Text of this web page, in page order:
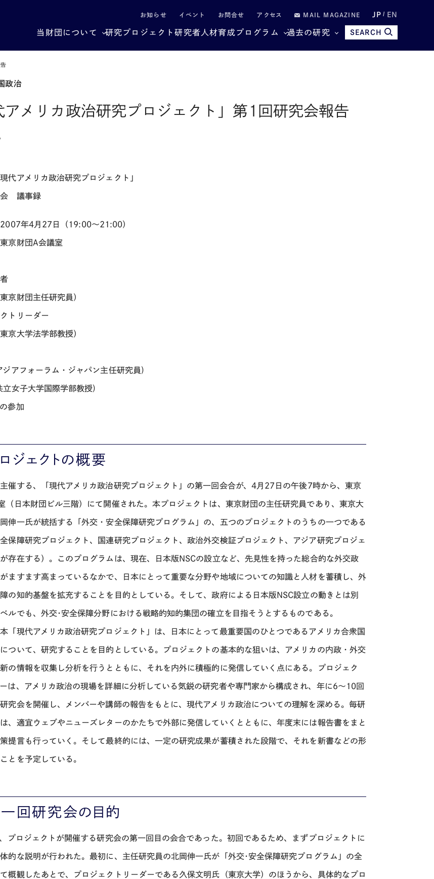
お知らせ イベント お問合せ アクセス MAIL MAGAZINE JP EN
当財団について 研究プロジェクト研究者 人材育成プログラム 過去の研究 SEARCH
政治
アメリカ政治研究プロジェクト」第1回研究会報告
代アメリカ政治研究プロジェクト」
会 議事録
2007年4月27日（19:00～21:00）
京財団A会議室
京財団主任研究員）
トリーダー
京大学法学部教授）
ジアフォーラム・ジャパン主任研究員)
立女子大学国際学部教授)
参加
ジェクトの概要
催する、「現代アメリカ政治研究プロジェクト」の第一回会合が、4月27日の午後7時から、東京
（日本財団ビル三階）にて開催された。本プロジェクトは、東京財団の主任研究員であり、東京大
伸一氏が統括する「外交・安全保障研究プログラム」の、五つのプロジェクトのうちの一つである
全保障研究プロジェクト、国連研究プロジェクト、政治外交検証プロジェクト、アジア研究プロジェ
存在する）。このプログラムは、現在、日本版NSCの設立など、先見性を持った総合的な外交政
ますます高まっているなかで、日本にとって重要な分野や地域についての知識と人材を蓄積し、外
の知的基盤を拡充することを目的としている。そして、政府による日本版NSC設立の動きとは別
ルでも、外交･安全保障分野における戦略的知的集団の確立を目指そうとするものである。
「現代アメリカ政治研究プロジェクト」は、日本にとって最重要国のひとつであるアメリカ合衆国
ついて、研究することを目的としている。プロジェクトの基本的な狙いは、アメリカの内政・外交
の情報を収集し分析を行うとともに、それを内外に積極的に発信していく点にある。プロジェク
ーは、アメリカ政治の現場を詳細に分析している気鋭の研究者や専門家から構成され、年に6～10回
究会を開催し、メンバーや講師の報告をもとに、現代アメリカ政治についての理解を深める。毎研
、適宜ウェブやニューズレターのかたちで外部に発信していくとともに、年度末には報告書をまと
提言も行っていく。そして最終的には、一定の研究成果が蓄積された段階で、それを新書などの形
とを予定している。
回研究会の目的
プロジェクトが開催する研究会の第一回目の会合であった。初回であるため、まずプロジェクトに
的な説明が行われた。最初に、主任研究員の北岡伸一氏が「外交･安全保障研究プログラム」の全
概観したあとで、プロジェクトリーダーである久保文明氏（東京大学）のほうから、具体的なプロ